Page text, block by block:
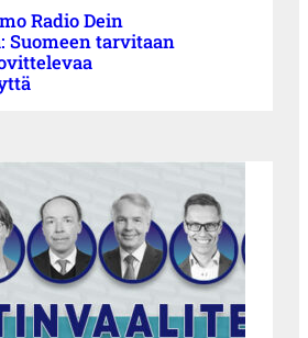
Radio Dein
Suomeen tarvitaan